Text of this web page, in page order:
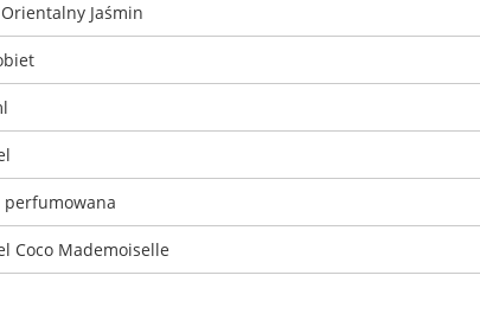
Orientalny Jaśmin
perfumowana
Coco Mademoiselle